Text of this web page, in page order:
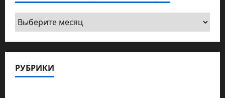
Архив
сайта
по
публикации
РУБРИКИ